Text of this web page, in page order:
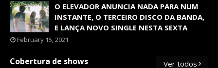
O ELEVADOR ANUNCIA NADA PARA NUM
INSTANTE, O TERCEIRO DISCO DA BANDA,
E LANÇA NOVO SINGLE NESTA SEXTA
February 15, 2021
Cobertura de shows Ver todos